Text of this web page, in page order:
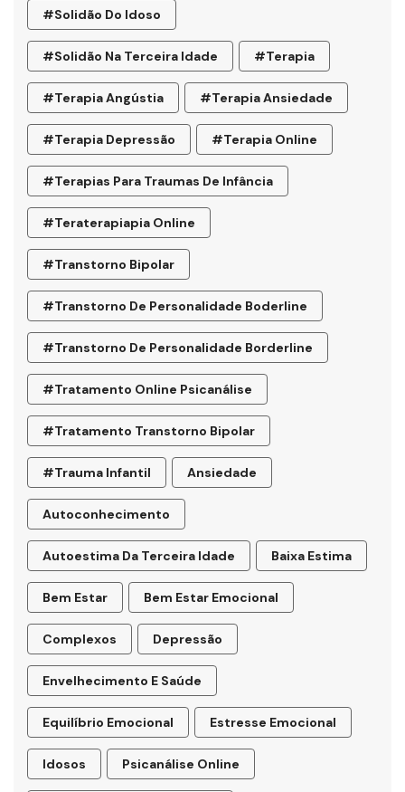
#solidão Do Idoso
#Solidão Na Terceira Idade #terapia
#terapia Angústia #terapia Ansiedade
#terapia Depressão #terapia Online
#terapias Para Traumas De Infância
#teraterapiapia Online
#transtorno Bipolar
#transtorno De Personalidade Boderline
#Transtorno De Personalidade Borderline
#tratamento Online Psicanálise
#tratamento Transtorno Bipolar
#trauma Infantil Ansiedade
Autoconhecimento
Autoestima Da Terceira Idade Baixa Estima
Bem Estar Bem Estar Emocional
Complexos Depressão
Envelhecimento E Saúde
Equilíbrio Emocional Estresse Emocional
Idosos Psicanálise Online